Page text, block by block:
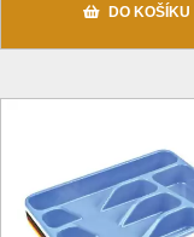
DO KOŠÍKU